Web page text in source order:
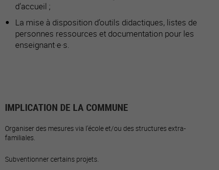
d’accueil ;
La mise à disposition d’outils didactiques, listes de
personnes ressources et documentation pour les
enseignant·e·s.
IMPLICATION DE LA COMMUNE
Organiser des mesures via l’école et/ou des structures extra-
familiales.
Subventionner certains projets.